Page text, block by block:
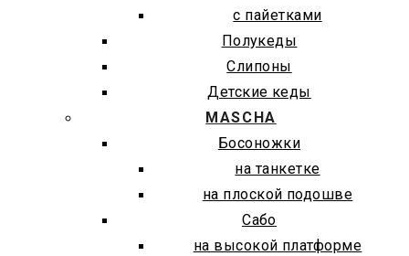
с пайетками
Полукеды
Слипоны
Детские кеды
MASCHA
Босоножки
на танкетке
на плоской подошве
Сабо
на высокой платформе